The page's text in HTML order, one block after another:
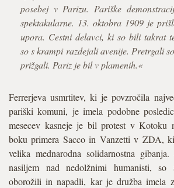
posebej v Parizu. Pariške
spektakularne. 13. oktobra 1909 je
upora. Cestni delavci, ki so bili takrat
so s krampi razdejali avenije. Pretrgali
prižgali. Pariz je bil v plamenih.«
Ferrerjeva usmrtitev, ki je povzročila
pariški komuni, je imela podobne
mesecev kasneje je bil protest v Kotoku
boku primera Sacco in Vanzetti v ZDA,
velika mednarodna solidarnostna
nasiljem nad nedolžnimi humanisti, so
oborožili in napadli, kar je družba imela